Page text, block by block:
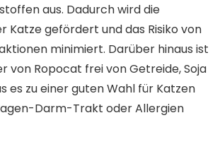
aus. Dadurch wird die
Katze gefördert und das Risiko von
minimiert. Darüber hinaus ist
von Ropocat frei von Getreide, Soja
es zu einer guten Wahl für Katzen
Darm-Trakt oder Allergien